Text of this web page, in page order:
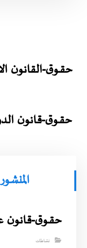
حقــوق-القانون
حقــوق-قانون
حقــوق-قانون
نشاطات